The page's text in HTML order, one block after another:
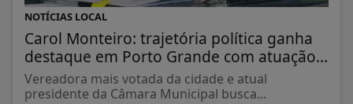
NOTÍCIAS LOCAL
Carol Monteiro: trajetória política ganha
destaque em Porto Grande com atuação...
Vereadora mais votada da cidade e atual
presidente da Câmara Municipal busca...